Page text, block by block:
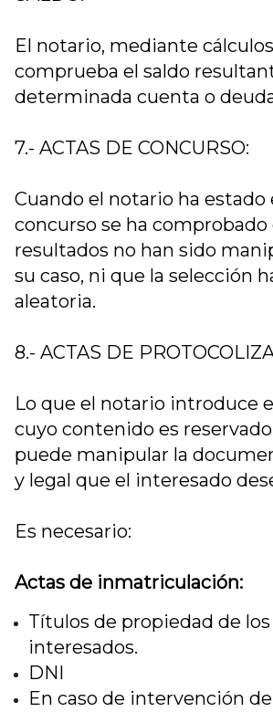
El notario, mediante
comprueba el saldo
determinada cuenta o
7.- ACTAS DE CONCURSO:
Cuando el notario ha estado
concurso se ha comprobado
resultados no han sido
su caso, ni que la selección
aleatoria.
8.- ACTAS DE
Lo que el notario introduce
cuyo contenido es
puede manipular la
y legal que el interesado
Es necesario:
Actas de inmatriculación:
Títulos de propiedad de los
interesados.
DNI
En caso de intervención